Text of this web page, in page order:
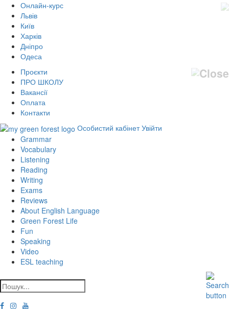
Онлайн-курс
Львів
Київ
Харків
Дніпро
Одеса
Проєкти
ПРО ШКОЛУ
Вакансії
Оплата
Контакти
Особистий кабінет Увійти
Grammar
Vocabulary
Listening
Reading
Writing
Exams
Reviews
About English Language
Green Forest Life
Fun
Speaking
Video
ESL teaching